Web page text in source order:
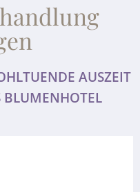
AUSZEIT